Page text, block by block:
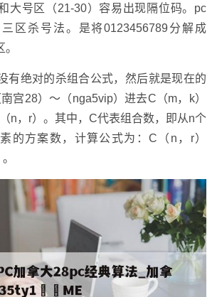
大号区（21-30）容易出现隔位码。pc
区杀号法。是将0123456789分解成
有绝对的杀组合公式，然后就是现在的
宫28）～（nga5vip）进去C（m，k）
n，r）。其中，C代表组合数，即从n个
的方案数，计算公式为：C（n，r）